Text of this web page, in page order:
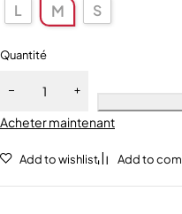
L M S
Quantité
Acheter maintenant
Add to wishlist Add to